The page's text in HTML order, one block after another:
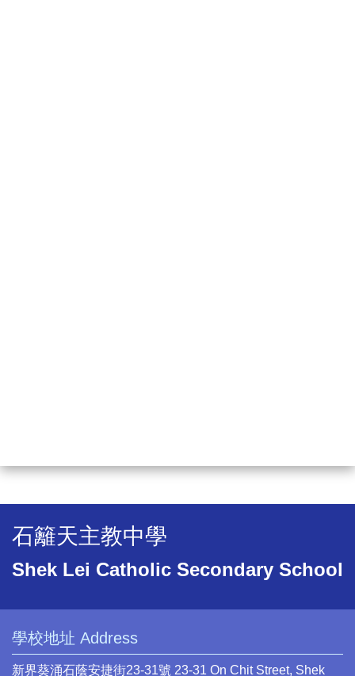
石籬天主教中學
Shek Lei Catholic Secondary School
學校地址 Address
新界葵涌石蔭安捷街23-31號 23-31 On Chit Street, Shek